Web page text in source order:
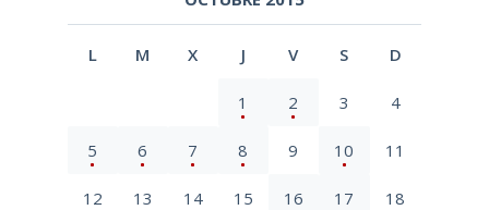
L M X J V S D
1 2 3 4
5 6 7 8 9 10 11
12 13 14 15 16 17 18